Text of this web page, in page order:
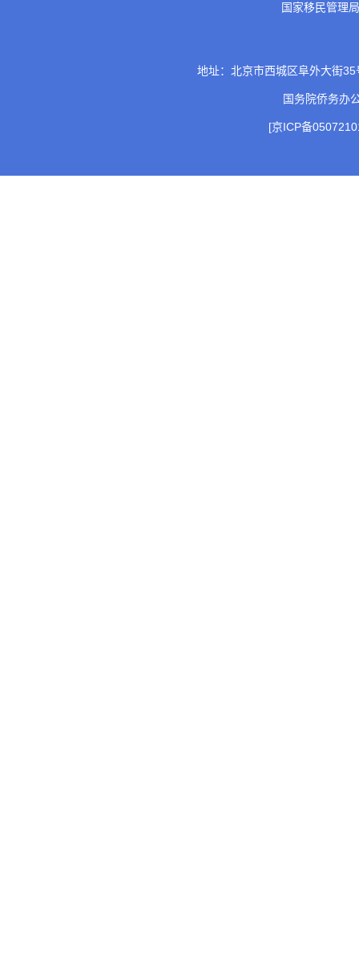
国家移民管理局
地址：北京市西城区阜外大街
国务院侨务
[京ICP备